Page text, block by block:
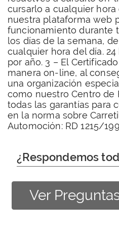
cursarlo a cualquier
nuestra plataforma web
funcionamiento durante
los días de la semana,
cualquier hora del día.
por año. 3 – El
manera on-line, al
una organización
como nuestro Centro de
todas las garantías para
en la norma sobre
Automoción: RD 1215/
¿Respondemos
Ver